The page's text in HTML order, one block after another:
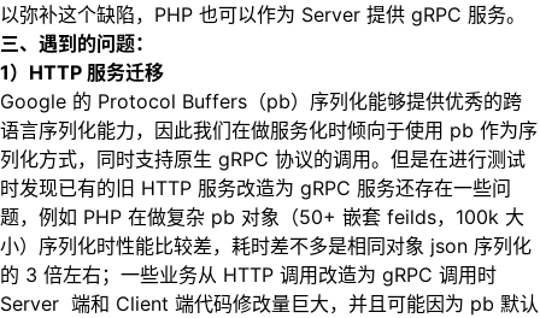
以弥补这个缺陷，PHP 也可以作为 Server 提供 gRPC 服务。
三、遇到的问题：
1）HTTP 服务迁移
Google 的 Protocol Buffers（pb）序列化能够提供优秀的跨
语言序列化能力，因此我们在做服务化时倾向于使用 pb 作为序
列化方式，同时支持原生 gRPC 协议的调用。但是在进行测试
时发现已有的旧 HTTP 服务改造为 gRPC 服务还存在一些问
题，例如 PHP 在做复杂 pb 对象（50+ 嵌套 feilds，100k 大
小）序列化时性能比较差，耗时差不多是相同对象 json 序列化
的 3 倍左右；一些业务从 HTTP 调用改造为 gRPC 调用时
Server 端和 Client 端代码修改量巨大，并且可能因为 pb 默认